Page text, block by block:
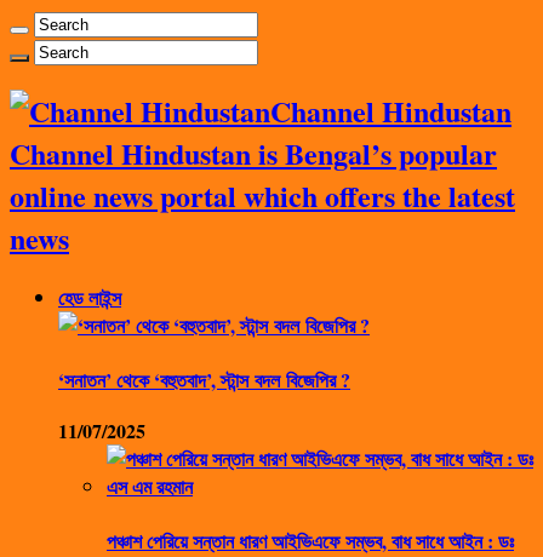
Channel Hindustan
Channel Hindustan is Bengal’s popular
online news portal which offers the latest
news
হেড লাইন্স
‘সনাতন’ থেকে ‘বহুতবাদ’, স্টান্স বদল বিজেপির ?
11/07/2025
পঞ্চাশ পেরিয়ে সন্তান ধারণ আইভিএফে সম্ভব, বাধ সাধে আইন : ডঃ